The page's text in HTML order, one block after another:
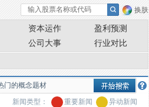
换肤
资本运作
盈利预测
公司大事 行业对比
新闻类型： 重要新闻 异动新闻